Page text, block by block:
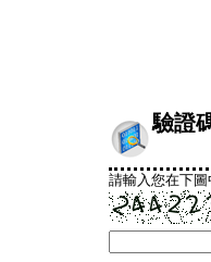
驗證
請輸入您在下